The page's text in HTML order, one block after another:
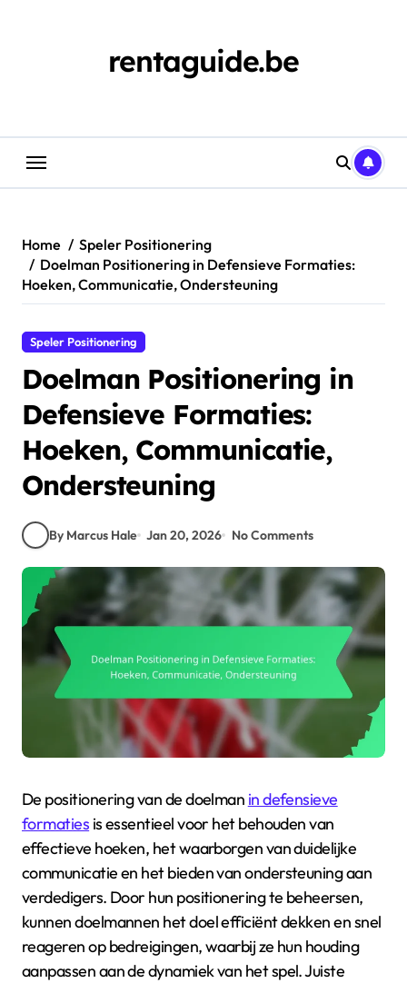
rentaguide.be
Home
Speler Positionering
Doelman Positionering in Defensieve Formaties:
Hoeken, Communicatie, Ondersteuning
Speler Positionering
Doelman Positionering in
Defensieve Formaties:
Hoeken, Communicatie,
Ondersteuning
By Marcus Hale Jan 20, 2026 No Comments
De positionering van de doelman in defensieve
formaties is essentieel voor het behouden van
effectieve hoeken, het waarborgen van duidelijke
communicatie en het bieden van ondersteuning aan
verdedigers. Door hun positionering te beheersen,
kunnen doelmannen het doel efficiënt dekken en snel
reageren op bedreigingen, waarbij ze hun houding
aanpassen aan de dynamiek van het spel. Juiste